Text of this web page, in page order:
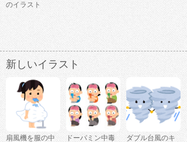
のイラスト
新しいイラスト
扇風機を服の中 ドーパミン中毒 ダブル台風のキ